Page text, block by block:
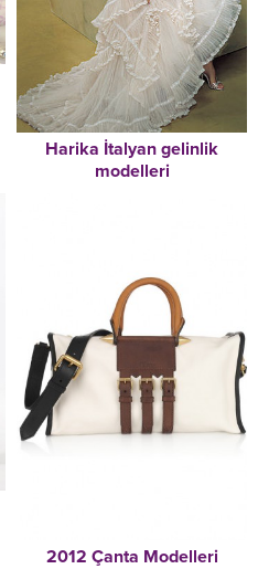
Harika İtalyan gelinlik
modelleri
2012 Çanta Modelleri